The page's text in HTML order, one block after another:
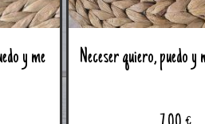
y me
Neceser quiero, puedo y